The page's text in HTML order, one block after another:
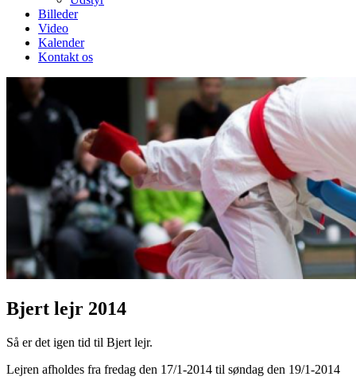
Billeder
Video
Kalender
Kontakt os
Bjert lejr 2014
Så er det igen tid til Bjert lejr.
Lejren afholdes fra fredag den 17/1-2014 til søndag den 19/1-2014